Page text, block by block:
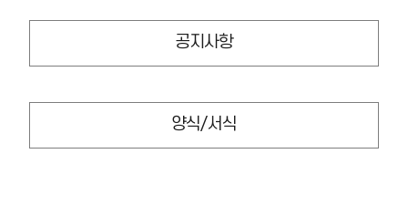
공지사항
양식/서식